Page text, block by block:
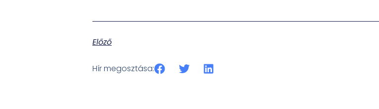
Előző
Hír megosztása: